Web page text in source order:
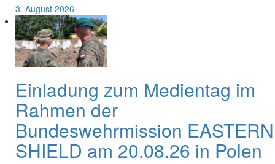
3. August 2026
Einladung zum Medientag im
Rahmen der
Bundeswehrmission EASTERN
SHIELD am 20.08.26 in Polen